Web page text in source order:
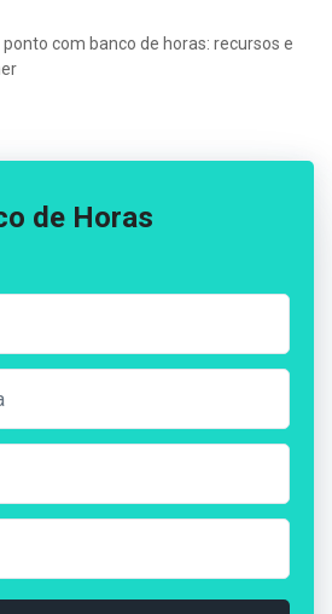
com banco de horas: recursos e
de Horas